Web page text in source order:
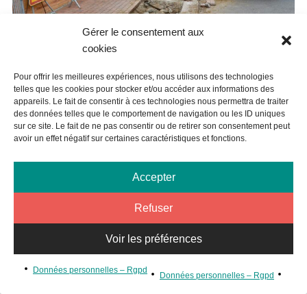
Gérer le consentement aux
cookies
Pour offrir les meilleures expériences, nous utilisons des technologies
telles que les cookies pour stocker et/ou accéder aux informations des
appareils. Le fait de consentir à ces technologies nous permettra de traiter
des données telles que le comportement de navigation ou les ID uniques
sur ce site. Le fait de ne pas consentir ou de retirer son consentement peut
avoir un effet négatif sur certaines caractéristiques et fonctions.
Accepter
Refuser
Voir les préférences
Données personnelles – Rgpd
Données personnelles – Rgpd
ACCESSIBILITÉ : CRÉATION D’UNE RAMPE
personnes en situation de handicap de la salle de fêtes
municipaux entreprennent actuellement la création d’une
rampe d’accès reliant ladite place à l’entrée de la salle.